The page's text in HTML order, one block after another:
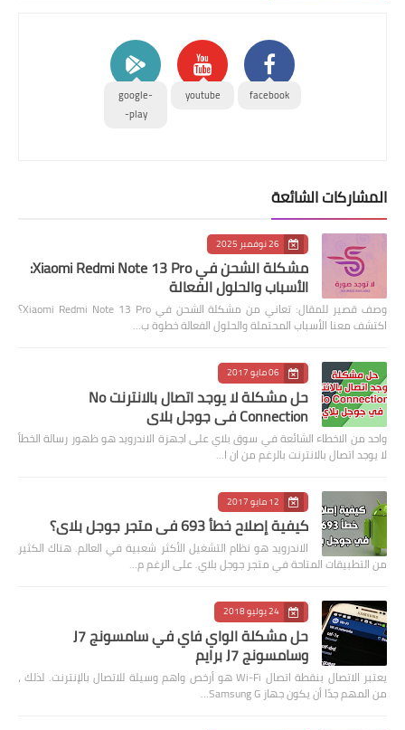
facebook
youtube
google-
play-
المشاركات الشائعة
26 نوفمبر 2025
مشكلة الشحن في Xiaomi Redmi Note 13 Pro:
الأسباب والحلول الفعالة
وصف قصير للمقال: تعاني من مشكلة الشحن في Xiaomi Redmi Note 13 Pro؟
اكتشف معنا الأسباب المحتملة والحلول الفعالة خطوة ب…
06 مايو 2017
حل مشكلة لا يوجد اتصال بالانترنت No
Connection في جوجل بلاي
واحد من الاخطاء الشائعة في سوق بلاي على اجهزة الاندرويد هو ظهور رسالة الخطأ
لا يوجد اتصال بالانترنت بالرغم من ان ا…
12 مايو 2017
كيفية إصلاح خطأ 693 في متجر جوجل بلاي؟
الاندرويد هو نظام التشغيل الأكثر شعبية في العالم. هناك الكثير
من التطبيقات المتاحة في متجر جوجل بلاي. على الرغم م…
24 يوليو 2018
حل مشكلة الواي فاي في سامسونج J7
وسامسونج J7 برايم
يعتبر الاتصال بنقطة اتصال Wi-Fi هو أرخص واهم وسيلة للاتصال بالإنترنت. لذلك ،
من المهم جدًا أن يكون جهاز Samsung G…